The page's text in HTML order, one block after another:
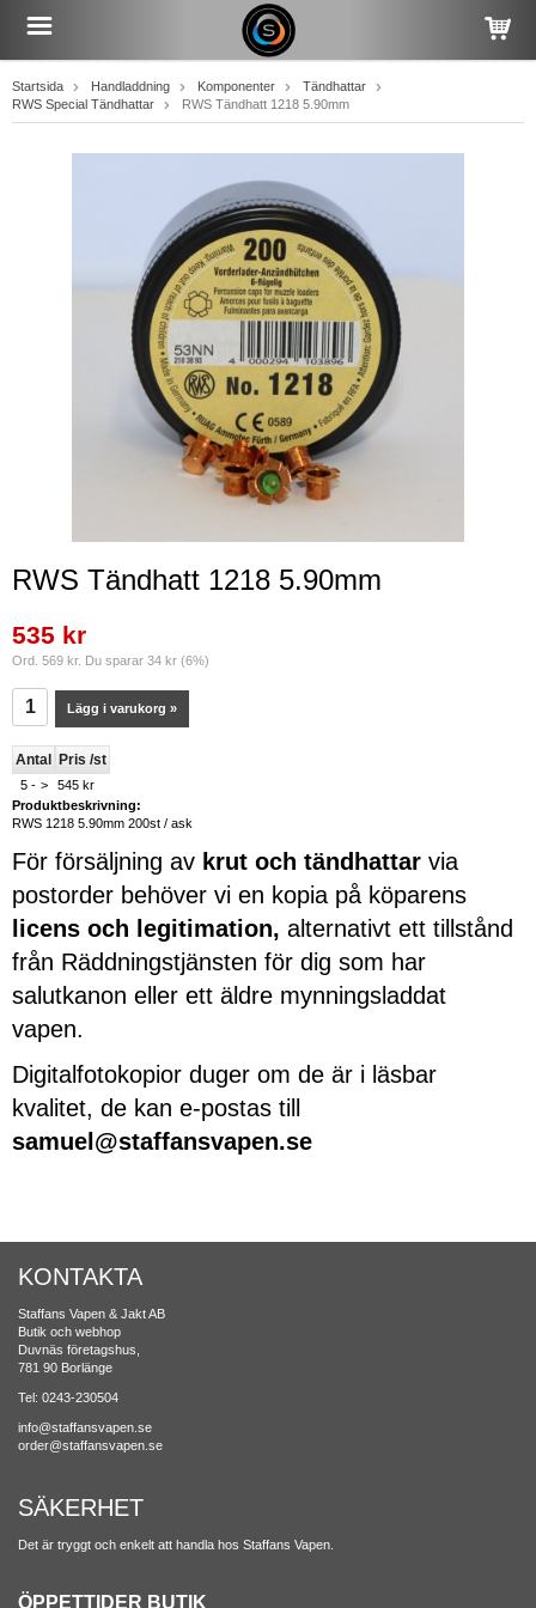
Startsida Handladdning Komponenter
Tändhattar
RWS Special Tändhattar
RWS Tändhatt 1218 5.90mm
RWS Tändhatt 1218 5.90mm
535 kr
Ord. 569 kr. Du sparar 34 kr (6%)
Lägg i varukorg »
Antal Pris /st
5 - >
545 kr
Produktbeskrivning:
RWS 1218 5.90mm 200st / ask
För försäljning av krut och tändhattar via
postorder behöver vi en kopia på köparens
licens och legitimation, alternativt ett tillstånd
från Räddningstjänsten för dig som har
salutkanon eller ett äldre mynningsladdat
vapen.
Digitalfotokopior duger om de är i läsbar
kvalitet, de kan e-postas till
samuel@staffansvapen.se
KONTAKTA
Staffans Vapen & Jakt AB
Butik och webhop
Duvnäs företagshus,
781 90 Borlänge
Tel: 0243-230504
info@staffansvapen.se
order@staffansvapen.se
SÄKERHET
Det är tryggt och enkelt att handla hos Staffans Vapen.
ÖPPETTIDER BUTIK